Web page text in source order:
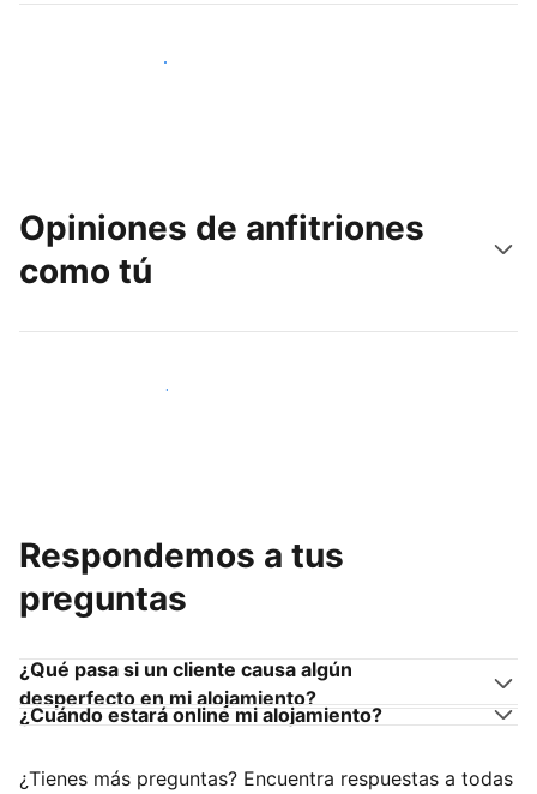
Llega a nuevos clientes hoy
Opiniones de anfitriones
como tú
Únete a anfitriones como tú
Respondemos a tus
preguntas
¿Qué pasa si un cliente causa algún
desperfecto en mi alojamiento?
¿Cuándo estará online mi alojamiento?
¿Tienes más preguntas? Encuentra respuestas a todas